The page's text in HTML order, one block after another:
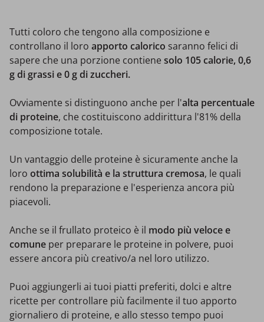
Tutti coloro che tengono alla composizione e
controllano il loro apporto calorico saranno felici di
sapere che una porzione contiene solo 105 calorie, 0,6
g di grassi e 0 g di zuccheri.
Ovviamente si distinguono anche per l'alta percentuale
di proteine, che costituiscono addirittura l'81% della
composizione totale.
Un vantaggio delle proteine è sicuramente anche la
loro ottima solubilità e la struttura cremosa, le quali
rendono la preparazione e l'esperienza ancora più
piacevoli.
Anche se il frullato proteico è il modo più veloce e
comune per preparare le proteine in polvere, puoi
essere ancora più creativo/a nel loro utilizzo.
Puoi aggiungerli ai tuoi piatti preferiti, dolci e altre
ricette per controllare più facilmente il tuo apporto
giornaliero di proteine, e allo stesso tempo puoi